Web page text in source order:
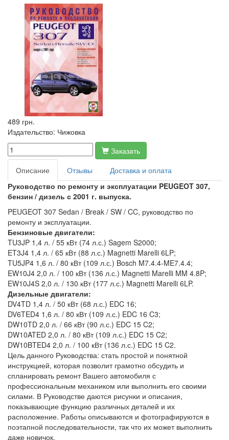
489 грн.
Издательство: Чижовка
Заказать
Описание
Отзывы
Доставка и оплата
Руководство по ремонту и эксплуатации PEUGEOT 307,
бензин / дизель с 2001 г. выпуска.
PEUGEOT 307 Sedan / Break / SW / CC, руководство по
ремонту и эксплуатации.
Бензиновые двигатели:
TU3JP 1,4 л. / 55 кВт (74 л.с.) Sagem S2000;
ET3J4 1,4 л. / 65 кВт (88 л.с.) Magnetti Marelli 6LP;
TU5JP4 1,6 л. / 80 кВт (109 л.с.) Bosch M7.4.4-ME7.4.4;
EW10J4 2,0 л. / 100 кВт (136 л.с.) Magnetti Marelli MM 4.8P;
EW10J4S 2,0 л. / 130 кВт (177 л.с.) Magnetti Marelli 6LP.
Дизельные двигатели:
DV4TD 1,4 л. / 50 кВт (68 л.с.) EDC 16;
DV6TED4 1,6 л. / 80 кВт (109 л.с.) EDC 16 C3;
DW10TD 2,0 л. / 66 кВт (90 л.с.) EDC 15 C2;
DW10ATED 2,0 л. / 80 кВт (109 л.с.) EDC 15 C2;
DW10BTED4 2,0 л. / 100 кВт (136 л.с.) EDC 15 C2.
Цель данного Руководства: стать простой и понятной
инструкцией, которая позволит грамотно обсудить и
спланировать ремонт Вашего автомобиля с
профессиональным механиком или выполнить его своими
силами. В Руководстве даются рисунки и описания,
показывающие функцию различных деталей и их
расположение. Работы описываются и фотографируются в
поэтапной последовательности, так что их может выполнить
даже новичок.